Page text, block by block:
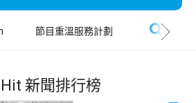
節目重溫服務計劃
新聞排行榜